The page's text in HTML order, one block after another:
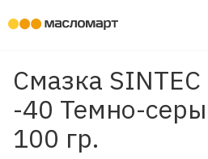
Смазка
-40 Темно-
100 гр.